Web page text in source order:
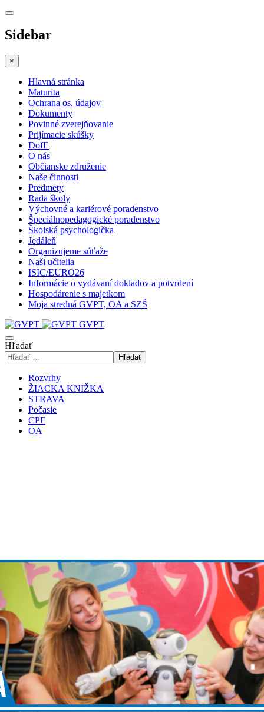
Sidebar
×
Hlavná stránka
Maturita
Ochrana os. údajov
Dokumenty
Povinné zverejňovanie
Prijímacie skúšky
DofE
O nás
Občianske združenie
Naše činnosti
Predmety
Rada školy
Výchovné a kariérové poradenstvo
Špeciálnopedagogické poradenstvo
Školská psychologička
Jedáleň
Organizujeme súťaže
Naši učitelia
ISIC/EURO26
Informácie o vydávaní dokladov a potvrdení
Hospodárenie s majetkom
Moja stredná GVPT, OA a SZŠ
GVPT
Hľadať
Hľadať
Rozvrhy
ŽIACKA KNIŽKA
STRAVA
Počasie
CPF
OA